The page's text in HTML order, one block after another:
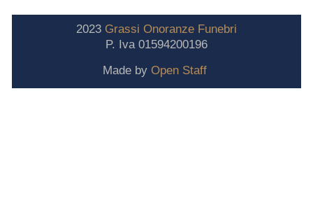
2023 Grassi Onoranze Funebri
P. Iva 01594200196
Made by Open Staff